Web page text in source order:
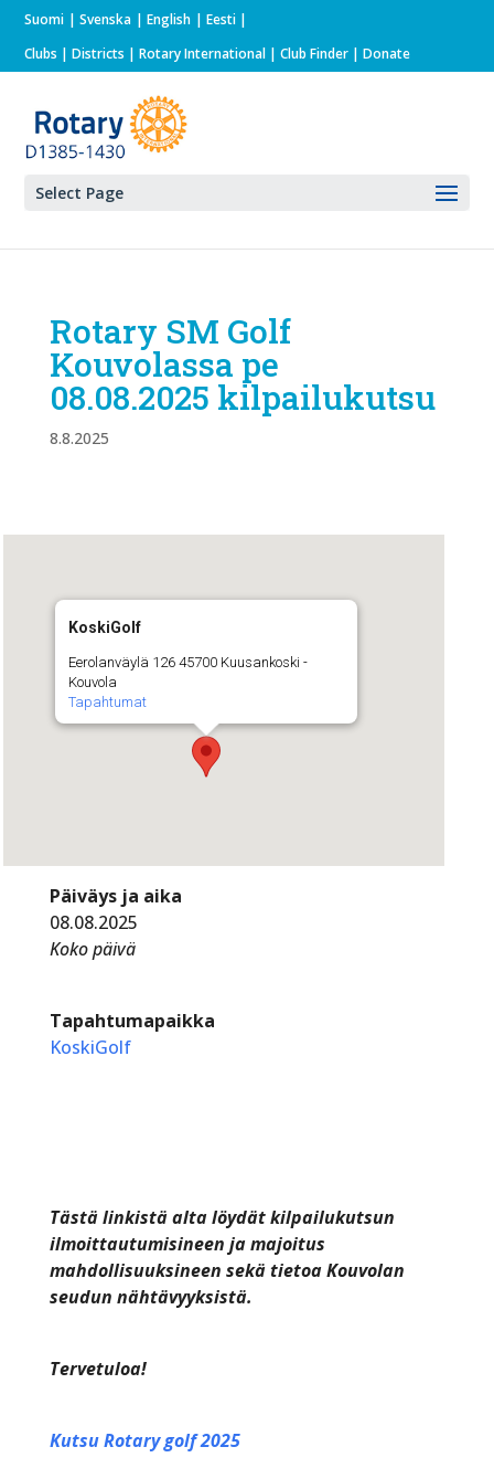
Suomi Svenska English
Eesti
Clubs |Districts |Rotary International | Club Finder | Donate
Select Page
Rotary SM Golf
Kouvolassa pe
08.08.2025 kilpailukutsu
8.8.2025
KoskiGolf
Eerolanväylä 126 45700 Kuusankoski -
Kouvola
Tapahtumat
Päiväys ja aika
08.08.2025
Koko päivä
Tapahtumapaikka
KoskiGolf
Tästä linkistä alta löydät kilpailukutsun
ilmoittautumisineen ja majoitus
mahdollisuuksineen sekä tietoa Kouvolan
seudun nähtävyyksistä.
Tervetuloa!
Kutsu Rotary golf 2025